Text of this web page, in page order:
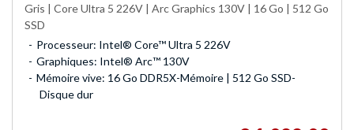
Gris | Core Ultra 5 226V | Arc Graphics 130V | 16 Go | 512 Go
SSD
Processeur: Intel® Core™ Ultra 5 226V
Graphiques: Intel® Arc™ 130V
Mémoire vive: 16 Go DDR5X-Mémoire | 512 Go SSD-
Disque dur